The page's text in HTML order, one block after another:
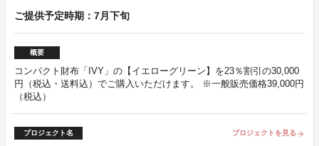
ご提供予定時期：7月下旬
概要
コンパクト財布「IVY」の【イエローグリーン】を23％割引の30,000
円（税込・送料込）でご購入いただけます。 ※一般販売価格39,000円
（税込）
プロジェクト名 プロジェクトを見る arrow_forward